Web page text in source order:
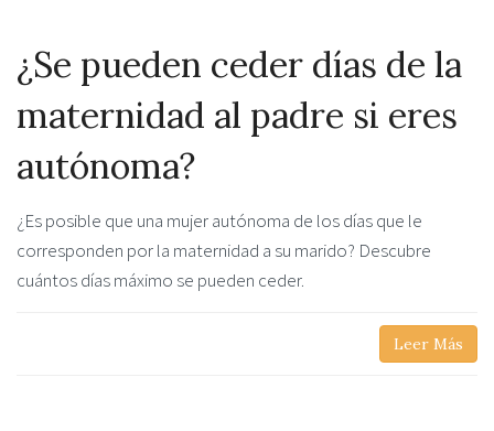
¿Se pueden ceder días de la
maternidad al padre si eres
autónoma?
¿Es posible que una mujer autónoma de los días que le
corresponden por la maternidad a su marido? Descubre
cuántos días máximo se pueden ceder.
Leer Más